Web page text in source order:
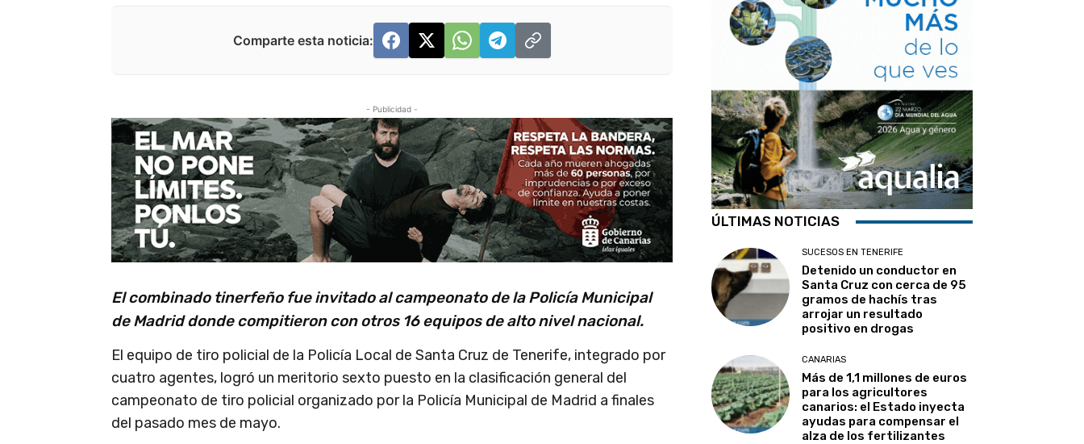
Comparte esta noticia:
- Publicidad -
El combinado tinerfeño fue invitado al campeonato de la Policía Municipal
de Madrid donde compitieron con otros 16 equipos de alto nivel nacional.
El equipo de tiro policial de la Policía Local de Santa Cruz de Tenerife, integrado por
cuatro agentes, logró un meritorio sexto puesto en la clasificación general del
campeonato de tiro policial organizado por la Policía Municipal de Madrid a finales
del pasado mes de mayo.
ÚLTIMAS NOTICIAS
SUCESOS EN TENERIFE
Detenido un conductor en
Santa Cruz con cerca de 95
gramos de hachís tras
arrojar un resultado
positivo en drogas
CANARIAS
Más de 1,1 millones de euros
para los agricultores
canarios: el Estado inyecta
ayudas para compensar el
alza de los fertilizantes